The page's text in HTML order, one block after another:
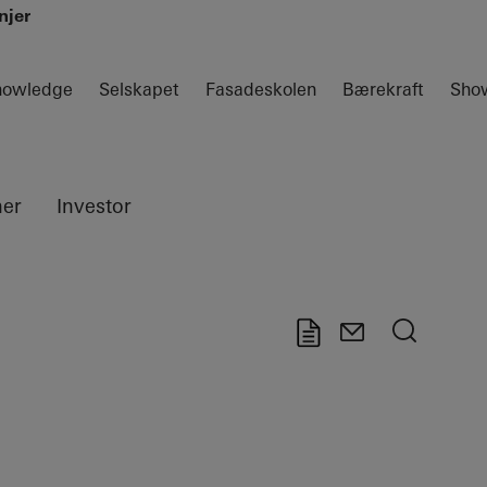
Selskapet Fasadeskolen Bærekraft
Investor